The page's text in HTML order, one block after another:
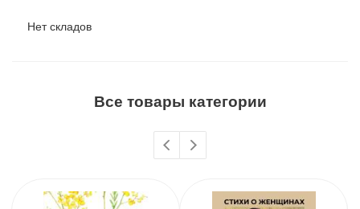
Нет складов
Все товары категории